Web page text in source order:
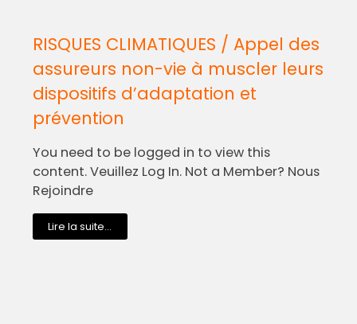
RISQUES CLIMATIQUES / Appel des
assureurs non-vie à muscler leurs
dispositifs d’adaptation et
prévention
You need to be logged in to view this
content. Veuillez Log In. Not a Member? Nous
Rejoindre
Lire la suite...